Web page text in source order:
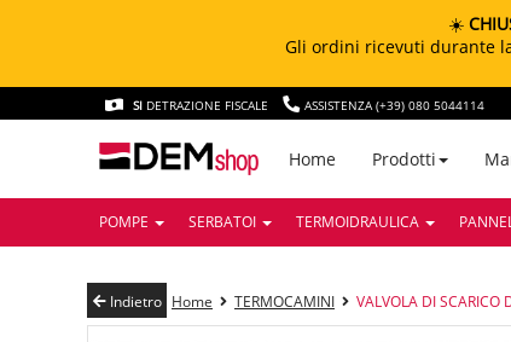
☀️
Gli ordini ricevuti durante
SI DETRAZIONE FISCALE ASSISTENZA (+39) 080 5044114
Home Prodotti
POMPE SERBATOI TERMOIDRAULICA
Indietro Home TERMOCAMINI VALVOLA DI SCARICO